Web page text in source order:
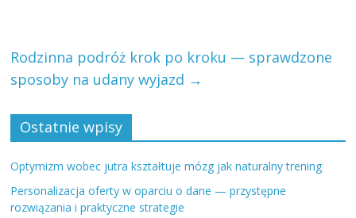
Rodzinna podróż krok po kroku — sprawdzone
sposoby na udany wyjazd →
Ostatnie wpisy
Optymizm wobec jutra kształtuje mózg jak naturalny trening
Personalizacja oferty w oparciu o dane — przystępne
rozwiązania i praktyczne strategie